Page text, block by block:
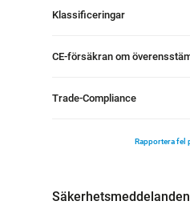
Klassificeringar
CE-försäkran om
Trade-Compliance
Rapportera fel
Säkerhetsmeddelanden